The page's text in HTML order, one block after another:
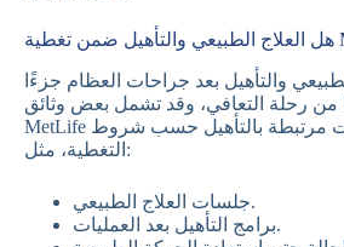
والتأهيل بعد جراحات العظام جزءًا
من رحلة التعافي، وقد تشمل بعض وثائق
MetLife خدمات مرتبطة بالتأهيل حسب شروط
التغطية، مثل:
جلسات العلاج الطبيعي.
برامج التأهيل بعد العمليات.